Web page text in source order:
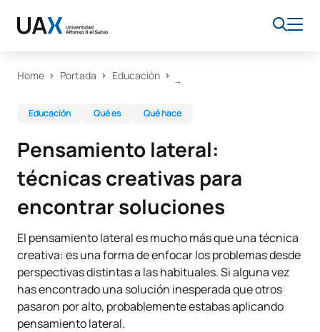
Home Portada Educación
Educación Qué es Qué hace
Pensamiento lateral:
técnicas creativas para
encontrar soluciones
El pensamiento lateral es mucho más que una técnica
creativa: es una forma de enfocar los problemas desde
perspectivas distintas a las habituales. Si alguna vez
has encontrado una solución inesperada que otros
pasaron por alto, probablemente estabas aplicando
pensamiento lateral.